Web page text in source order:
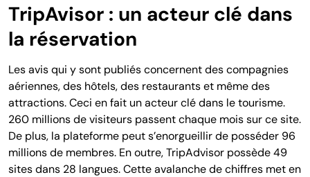
TripAvisor : un acteur clé dans
la réservation
Les avis qui y sont publiés concernent des compagnies
aériennes, des hôtels, des restaurants et même des
attractions. Ceci en fait un acteur clé dans le tourisme.
260 millions de visiteurs passent chaque mois sur ce site.
De plus, la plateforme peut s’enorgueillir de posséder 96
millions de membres. En outre, TripAdvisor possède 49
sites dans 28 langues. Cette avalanche de chiffres met en